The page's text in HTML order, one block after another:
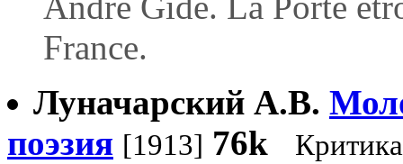
France.
Луначарский А.В.
поэзия [1913] 76k Критика